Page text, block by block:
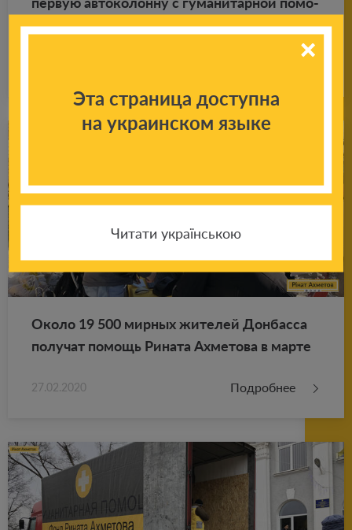
щью
Около 19 500 мир­ных жи­те­лей Дон­бас­са
по­лу­чат по­мощь Ри­на­та Ах­ме­то­ва в марте
27.02.2020 Подробнее
Эта страница доступна
на украинском языке
Читати українською